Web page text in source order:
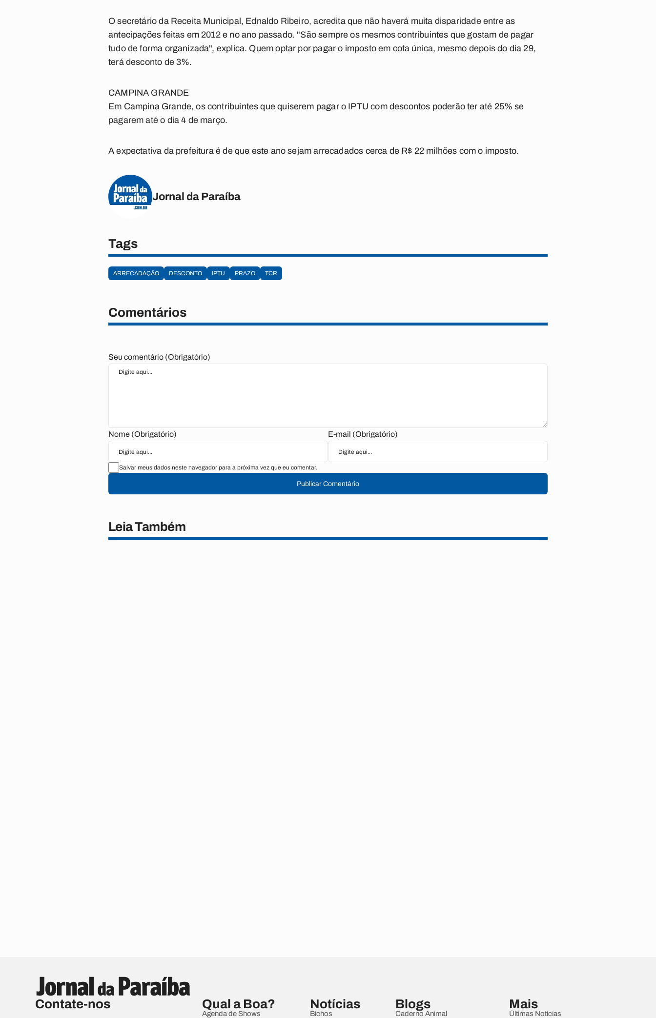
O secretário da Receita Municipal, Ednaldo Ribeiro, acredita que não haverá muita disparidade entre as
antecipações feitas em 2012 e no ano passado. "São sempre os mesmos contribuintes que gostam de pagar
tudo de forma organizada", explica. Quem optar por pagar o imposto em cota única, mesmo depois do dia 29,
terá desconto de 3%.
CAMPINA GRANDE
Em Campina Grande, os contribuintes que quiserem pagar o IPTU com descontos poderão ter até 25% se
pagarem até o dia 4 de março.
A expectativa da prefeitura é de que este ano sejam arrecadados cerca de R$ 22 milhões com o imposto.
Jornal da Paraíba
Tags
ARRECADAÇÃO DESCONTO IPTU PRAZO TCR
Comentários
Seu comentário (Obrigatório)
Nome (Obrigatório) E-mail (Obrigatório)
Salvar meus dados neste navegador para a próxima vez que eu comentar.
Publicar Comentário
Leia Também
Contate-nos Qual a Boa?
Agenda de Shows
Notícias
Bichos
Blogs
Caderno Animal
Mais
Últimas Notícias